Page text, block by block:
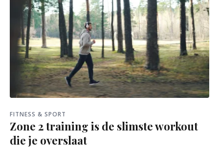
FITNESS & SPORT
Zone 2 training is de slimste workout
die je overslaat